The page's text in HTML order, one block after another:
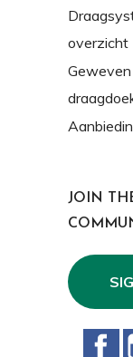
overzicht
Geweven
JOIN